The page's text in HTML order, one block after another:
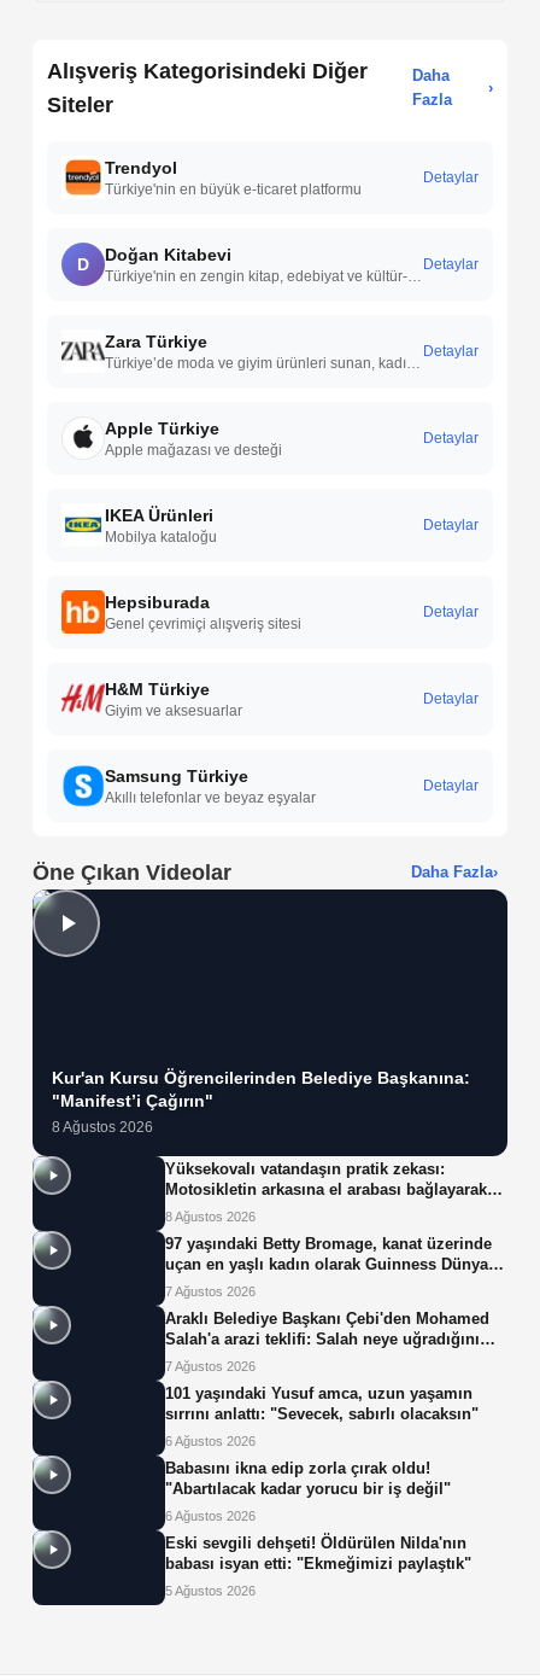
Alışveriş Kategorisindeki Diğer
Siteler
Daha
Fazla
›
Trendyol
Türkiye'nin en büyük e-ticaret platformu
Detaylar
D Doğan Kitabevi Detaylar
Zara Türkiye Detaylar
Apple Türkiye
Apple mağazası ve desteği
Detaylar
IKEA Ürünleri
Mobilya kataloğu
Detaylar
Hepsiburada
Genel çevrimiçi alışveriş sitesi
Detaylar
H&M Türkiye
Giyim ve aksesuarlar
Detaylar
Samsung Türkiye
Akıllı telefonlar ve beyaz eşyalar
Detaylar
Öne Çıkan Videolar Daha Fazla›
Kur'an Kursu Öğrencilerinden Belediye Başkanına:
"Manifest’i Çağırın"
8 Ağustos 2026
Yüksekovalı vatandaşın pratik zekası:
Motosikletin arkasına el arabası bağlayarak
üzerinde ot taşıdı
8 Ağustos 2026
97 yaşındaki Betty Bromage, kanat üzerinde
uçan en yaşlı kadın olarak Guinness Dünya
Rekoru'nu kırdı
7 Ağustos 2026
Araklı Belediye Başkanı Çebi'den Mohamed
Salah'a arazi teklifi: Salah neye uğradığını
şaşırdı!
7 Ağustos 2026
101 yaşındaki Yusuf amca, uzun yaşamın
sırrını anlattı: "Sevecek, sabırlı olacaksın"
6 Ağustos 2026
Babasını ikna edip zorla çırak oldu!
"Abartılacak kadar yorucu bir iş değil"
6 Ağustos 2026
Eski sevgili dehşeti! Öldürülen Nilda'nın
babası isyan etti: "Ekmeğimizi paylaştık"
5 Ağustos 2026